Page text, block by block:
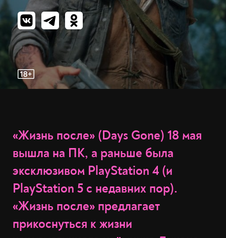
«Жизнь после» (Days Gone) 18 мая
вышла на ПК, а раньше была
эксклюзивом PlayStation 4 (и
PlayStation 5 с недавних пор).
«Жизнь после» предлагает
прикоснуться к жизни